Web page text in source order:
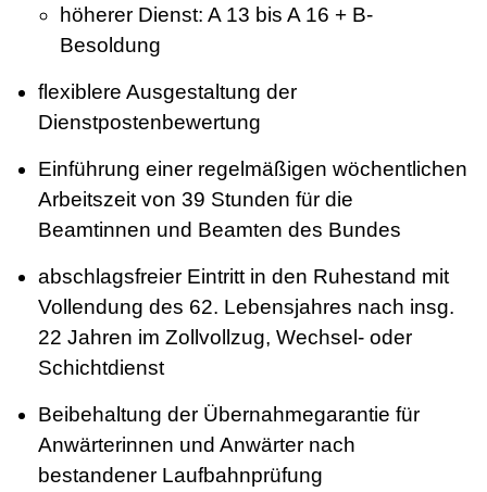
höherer Dienst: A 13 bis A 16 + B-
Besoldung
flexiblere Ausgestaltung der
Dienstpostenbewertung
Einführung einer regelmäßigen wöchentlichen
Arbeitszeit von 39 Stunden für die
Beamtinnen und Beamten des Bundes
abschlagsfreier Eintritt in den Ruhestand mit
Vollendung des 62. Lebensjahres nach insg.
22 Jahren im Zollvollzug, Wechsel- oder
Schichtdienst
Beibehaltung der Übernahmegarantie für
Anwärterinnen und Anwärter nach
bestandener Laufbahnprüfung